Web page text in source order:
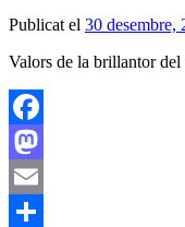
Publicat el 30 desembre,
Valors de la brillantor
Facebook
Mastodon
Email